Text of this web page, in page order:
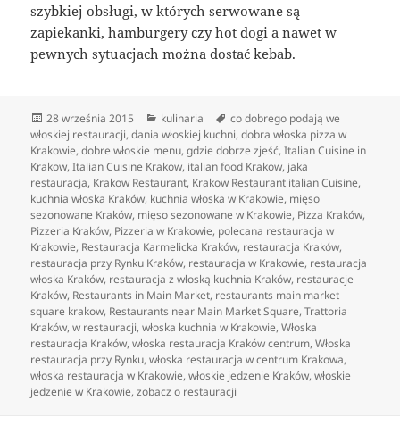
szybkiej obsługi, w których serwowane są
zapiekanki, hamburgery czy hot dogi a nawet w
pewnych sytuacjach można dostać kebab.
Data
publikacji
28 września 2015 Kategorie
kulinaria Tagi
co dobrego podają we
włoskiej restauracji,dania włoskiej kuchni,dobra włoska pizza w
Krakowie,dobre włoskie menu,gdzie dobrze zjeść,Italian Cuisine in
Krakow,Italian Cuisine Krakow, italian food Krakow, jaka
restauracja, Krakow Restaurant, Krakow Restaurant italian Cuisine,
kuchnia włoska Kraków, kuchnia włoska w Krakowie, mięso
sezonowane Kraków, mięso sezonowane w Krakowie, Pizza Kraków,
Pizzeria Kraków, Pizzeria w Krakowie, polecana restauracja w
Krakowie, Restauracja Karmelicka Kraków, restauracja Kraków,
restauracja przy Rynku Kraków, restauracja w Krakowie, restauracja
włoska Kraków, restauracja z włoską kuchnia Kraków, restauracje
Kraków, Restaurants in Main Market, restaurants main market
square krakow, Restaurants near Main Market Square,Trattoria
Kraków,w restauracji,włoska kuchnia w Krakowie,Włoska
restauracja Kraków,włoska restauracja Kraków centrum,Włoska
restauracja przy Rynku,włoska restauracja w centrum Krakowa,
włoska restauracja w Krakowie,włoskie jedzenie Kraków,włoskie
jedzenie w Krakowie,zobacz o restauracji